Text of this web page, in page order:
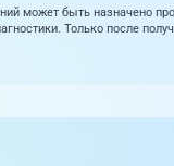
может быть назначено
Только после